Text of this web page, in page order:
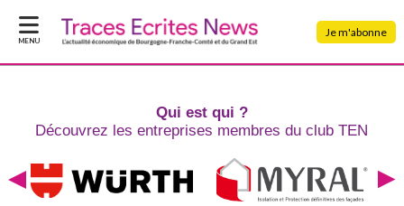
MENU
Je m'abonne
Qui est qui ?
Découvrez les entreprises membres du club TEN